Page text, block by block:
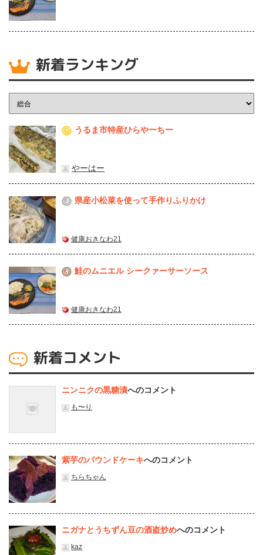
新着ランキング
1 うるま市特産ひらやーちー
やーはー
2 県産⼩松菜を使って⼿作りふりかけ
健康おきなわ21
3 鮭のムニエル シークァーサーソース
健康おきなわ21
新着コメント
ニンニクの黒糖漬へのコメント
も〜り
紫芋のパウンドケーキへのコメント
ちらちゃん
ニガナとうちずん豆の酒盗炒めへのコメント
kaz